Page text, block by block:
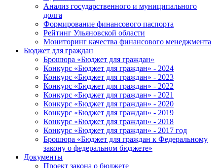
Анализ государственного и муниципального
долга
Формирование финансового паспорта
Рейтинг Ульяновской области
Мониторинг качества финансового менеджмента
Бюджет для граждан
Брошюра «Бюджет для граждан»
Конкурс «Бюджет для граждан» - 2024
Конкурс «Бюджет для граждан» - 2023
Конкурс «Бюджет для граждан» - 2022
Конкурс «Бюджет для граждан» - 2021
Конкурс «Бюджет для граждан» - 2020
Конкурс «Бюджет для граждан» - 2019
Конкурс «Бюджет для граждан» - 2018
Конкурс «Бюджет для граждан» - 2017 год
Брошюра «Бюджет для граждан к Федеральному
закону о федеральном бюджете»
Документы
Проект закона о бюджете